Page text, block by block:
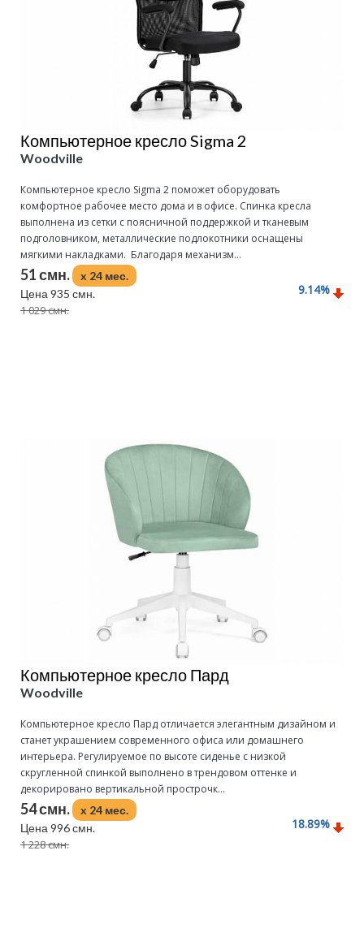
Компьютерное кресло Sigma 2
Woodville
Компьютерное кресло Sigma 2 поможет оборудовать
комфортное рабочее место дома и в офисе. Спинка кресла
выполнена из сетки с поясничной поддержкой и тканевым
подголовником, металлические подлокотники оснащены
мягкими накладками. Благодаря механизм...
51 смн.
x 24 мес.
Цена 935 смн.
1 029 смн.
9.14%
Компьютерное кресло Пард
Woodville
Компьютерное кресло Пард отличается элегантным дизайном и
станет украшением современного офиса или домашнего
интерьера. Регулируемое по высоте сиденье с низкой
скругленной спинкой выполнено в трендовом оттенке и
декорировано вертикальной прострочк...
54 смн.
x 24 мес.
Цена 996 смн.
1 228 смн.
18.89%